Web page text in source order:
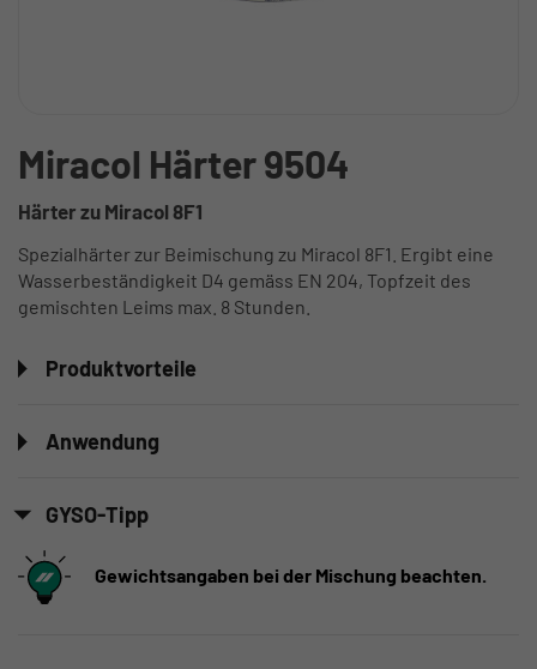
Miracol Härter 9504
Härter zu Miracol 8F1
Spezialhärter zur Beimischung zu Miracol 8F1. Ergibt eine
Wasserbeständigkeit D4 gemäss EN 204, Topfzeit des
gemischten Leims max. 8 Stunden.
Produktvorteile
Anwendung
GYSO-Tipp
Gewichtsangaben bei der Mischung beachten.